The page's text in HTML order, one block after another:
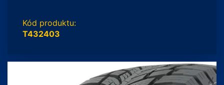
Kód produktu:
T432403